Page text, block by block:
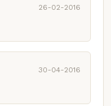
26-02-2016
30-04-2016